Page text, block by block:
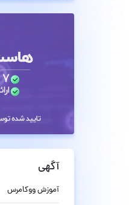
آگهی
آموزش ووکامرس